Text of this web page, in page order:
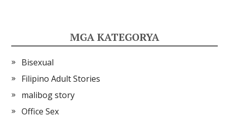
MGA KATEGORYA
Bisexual
Filipino Adult Stories
malibog story
Office Sex